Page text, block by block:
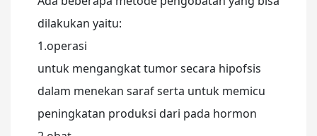
dilakukan yaitu:
1.operasi
untuk mengangkat tumor secara hipofsis
dalam menekan saraf serta untuk memicu
peningkatan produksi dari pada hormon